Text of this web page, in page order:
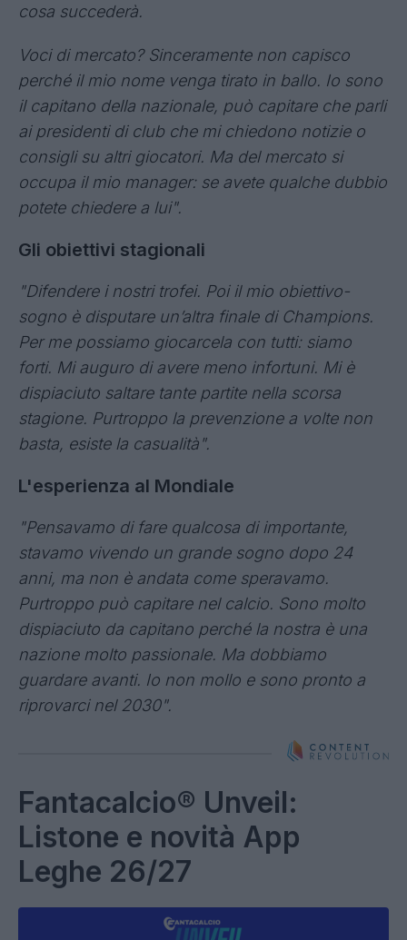
scuola. Il futuro invece non dipende da me, ma
Il rinnovo di contratto
"Non c'è stato alcun contatto per il rinnovo. Io
sono un calciatore e penso a giocare. Ma in
cinque anni penso che abbiamo fatto tante cose
buone: 8 trofei, 2 finali di Champions. I tifosi mi
cosa succederà.
Voci di mercato? Sinceramente non capisco
perché il mio nome venga tirato in ballo. Io sono
il capitano della nazionale, può capitare che parli
ai presidenti di club che mi chiedono notizie o
consigli su altri giocatori. Ma del mercato si
occupa il mio manager: se avete qualche dubbio
potete chiedere a lui".
Gli obiettivi stagionali
"Difendere i nostri trofei. Poi il mio obiettivo-
sogno è disputare un’altra finale di Champions.
Per me possiamo giocarcela con tutti: siamo
forti. Mi auguro di avere meno infortuni. Mi è
dispiaciuto saltare tante partite nella scorsa
stagione. Purtroppo la prevenzione a volte non
basta, esiste la casualità".
"Pensavamo di fare qualcosa di importante,
stavamo vivendo un grande sogno dopo 24
anni, ma non è andata come speravamo.
Purtroppo può capitare nel calcio. Sono molto
dispiaciuto da capitano perché la nostra è una
nazione molto passionale. Ma dobbiamo
guardare avanti. Io non mollo e sono pronto a